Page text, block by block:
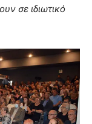
σε ιδιωτικό